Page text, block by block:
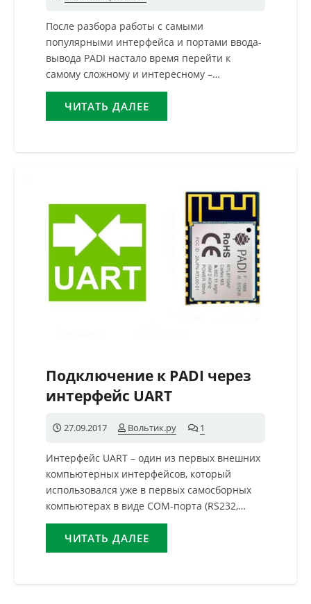
После разбора работы с самыми
популярными интерфейса и портами ввода-
вывода PADI настало время перейти к
самому сложному и интересному –…
ЧИТАТЬ ДАЛЕЕ
Подключение к PADI через
интерфейс UART
27.09.2017 Вольтик.ру 1
Интерфейс UART – один из первых внешних
компьютерных интерфейсов, который
использовался уже в первых самосборных
компьютерах в виде COM-порта (RS232,…
ЧИТАТЬ ДАЛЕЕ